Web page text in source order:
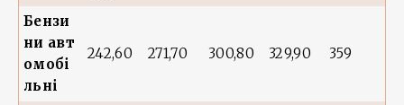
Бензи
ни авт
омобі
льні
242,60 271,70 300,80 329,90 359